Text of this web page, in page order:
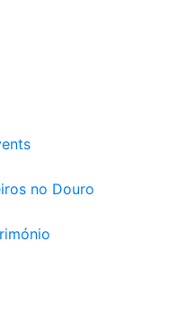
no Douro​